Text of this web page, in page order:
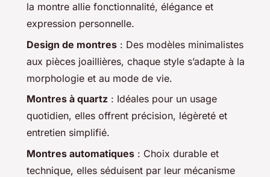
la montre allie fonctionnalité, élégance et
expression personnelle.
Design de montres : Des modèles minimalistes
aux pièces joaillières, chaque style s’adapte à la
morphologie et au mode de vie.
Montres à quartz : Idéales pour un usage
quotidien, elles offrent précision, légèreté et
entretien simplifié.
Montres automatiques : Choix durable et
technique, elles séduisent par leur mécanisme